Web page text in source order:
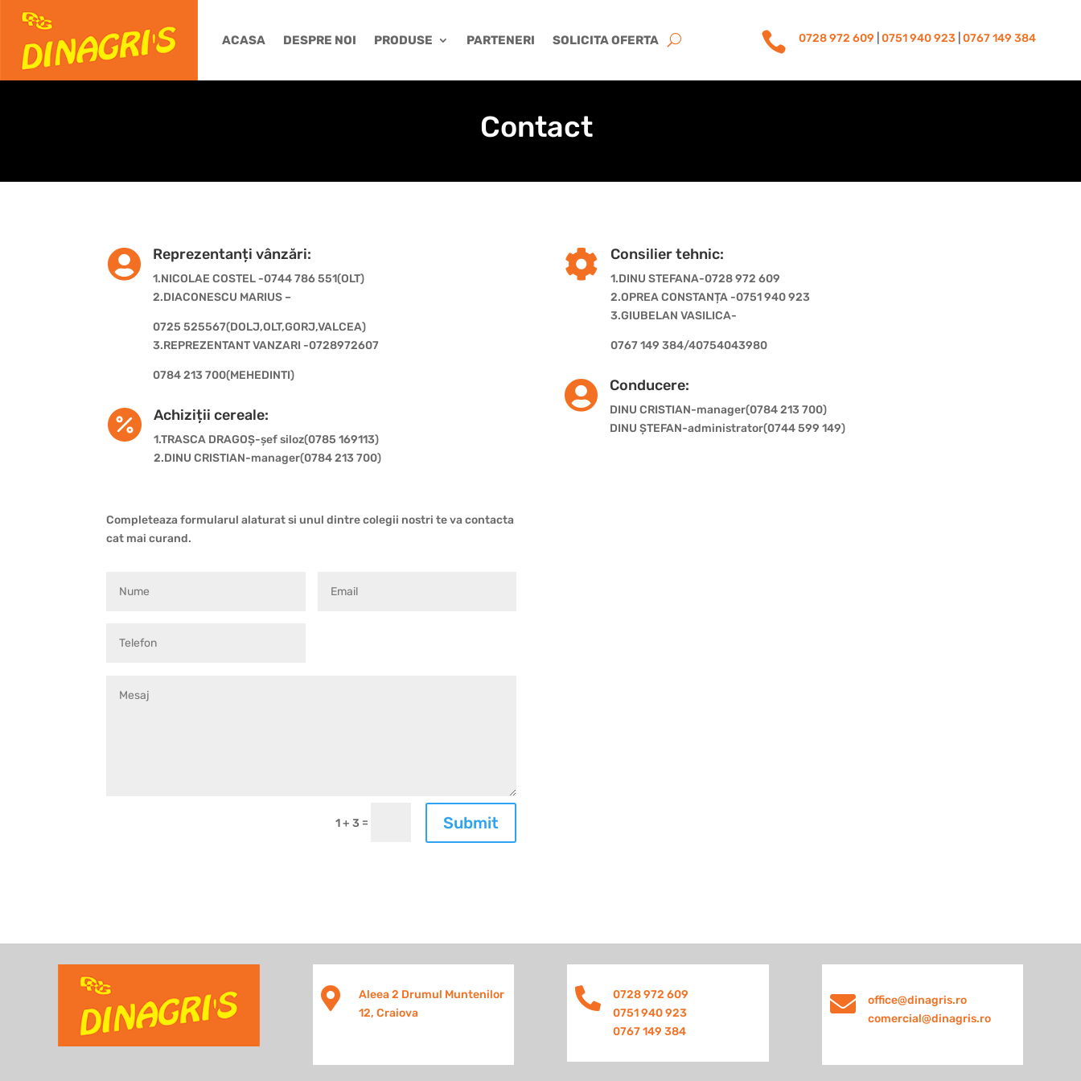
ACASA DESPRE NOI PRODUSE PARTENERI SOLICITA OFERTA  0728 972 609 0751 940 923| 0767 149 384
Contact
 Reprezentanți vânzări:
1.NICOLAE COSTEL -0744 786 551(OLT)
2.DIACONESCU MARIUS –
0725 525567(DOLJ,OLT,GORJ,VALCEA)
3.REPREZENTANT VANZARI -0728972607
0784 213 700(MEHEDINTI)
 Achiziții cereale:
1.TRASCA DRAGOȘ-șef siloz(0785 169113)
2.DINU CRISTIAN-manager(0784 213 700)
 Consilier tehnic:
1.DINU STEFANA-0728 972 609
2.OPREA CONSTANȚA -0751 940 923
3.GIUBELAN VASILICA-
0767 149 384/40754043980
 Conducere:
DINU CRISTIAN-manager(0784 213 700)
DINU ȘTEFAN-administrator(0744 599 149)
Completeaza formularul alaturat si unul dintre colegii nostri te va contacta
cat mai curand.
1 + 3 = Submit

Aleea 2 Drumul Muntenilor
12, Craiova

0728 972 609
0751 940 923
0767 149 384

office@dinagris.ro
comercial@dinagris.ro